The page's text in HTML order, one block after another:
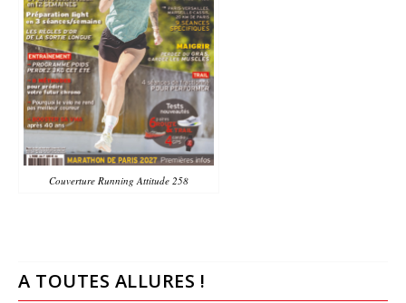
Couverture Running Attitude 258
A TOUTES ALLURES !